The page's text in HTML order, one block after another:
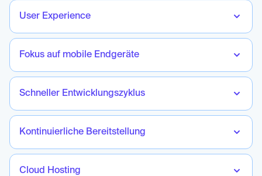
User Experience
Fokus auf mobile Endgeräte
Schneller Entwicklungszyklus
Kontinuierliche Bereitstellung
Cloud Hosting